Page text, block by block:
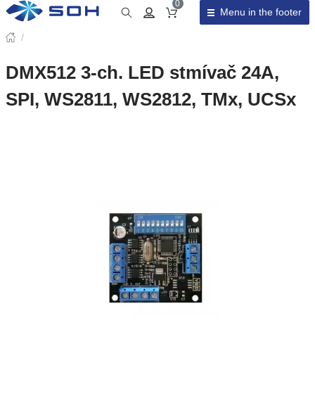
Cart total
0
Menu in the footer
/
DMX512 3-ch. LED stmívač 24A,
SPI, WS2811, WS2812, TMx, UCSx